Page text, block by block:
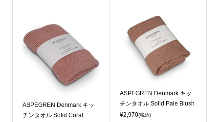
ASPEGREN Denmark キッ
チンタオル Solid Coral
ASPEGREN Denmark キッ
チンタオル Solid Pale Blush
¥2,970(税込)